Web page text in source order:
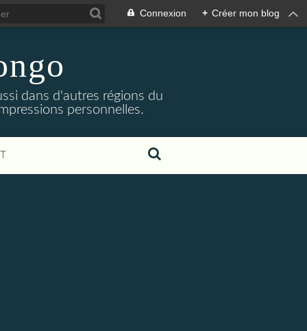
Connexion + Créer mon blog
dans d'autres régions du
personnelles.